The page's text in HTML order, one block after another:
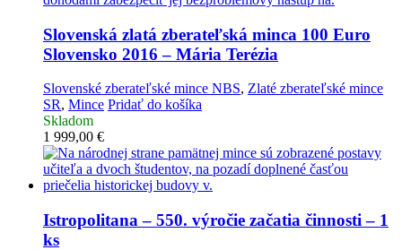
Slovenská zlatá zberateľská minca 100 Euro
Slovensko 2016 – Mária Terézia
Slovenské zberateľské mince NBS, Zlaté zberateľské mince
SR, Mince Pridať do košíka
Skladom
1 999,00 €
Istropolitana – 550. výročie začatia činnosti – 1
ks